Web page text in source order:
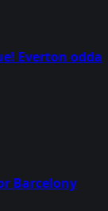
Everton odda
Barcelony